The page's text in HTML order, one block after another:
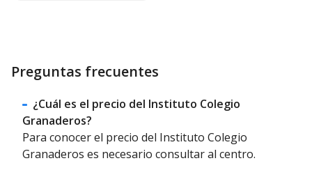
Preguntas frecuentes
¿Cuál es el precio del Instituto Colegio
Granaderos?
Para conocer el precio del Instituto Colegio
Granaderos es necesario consultar al centro.